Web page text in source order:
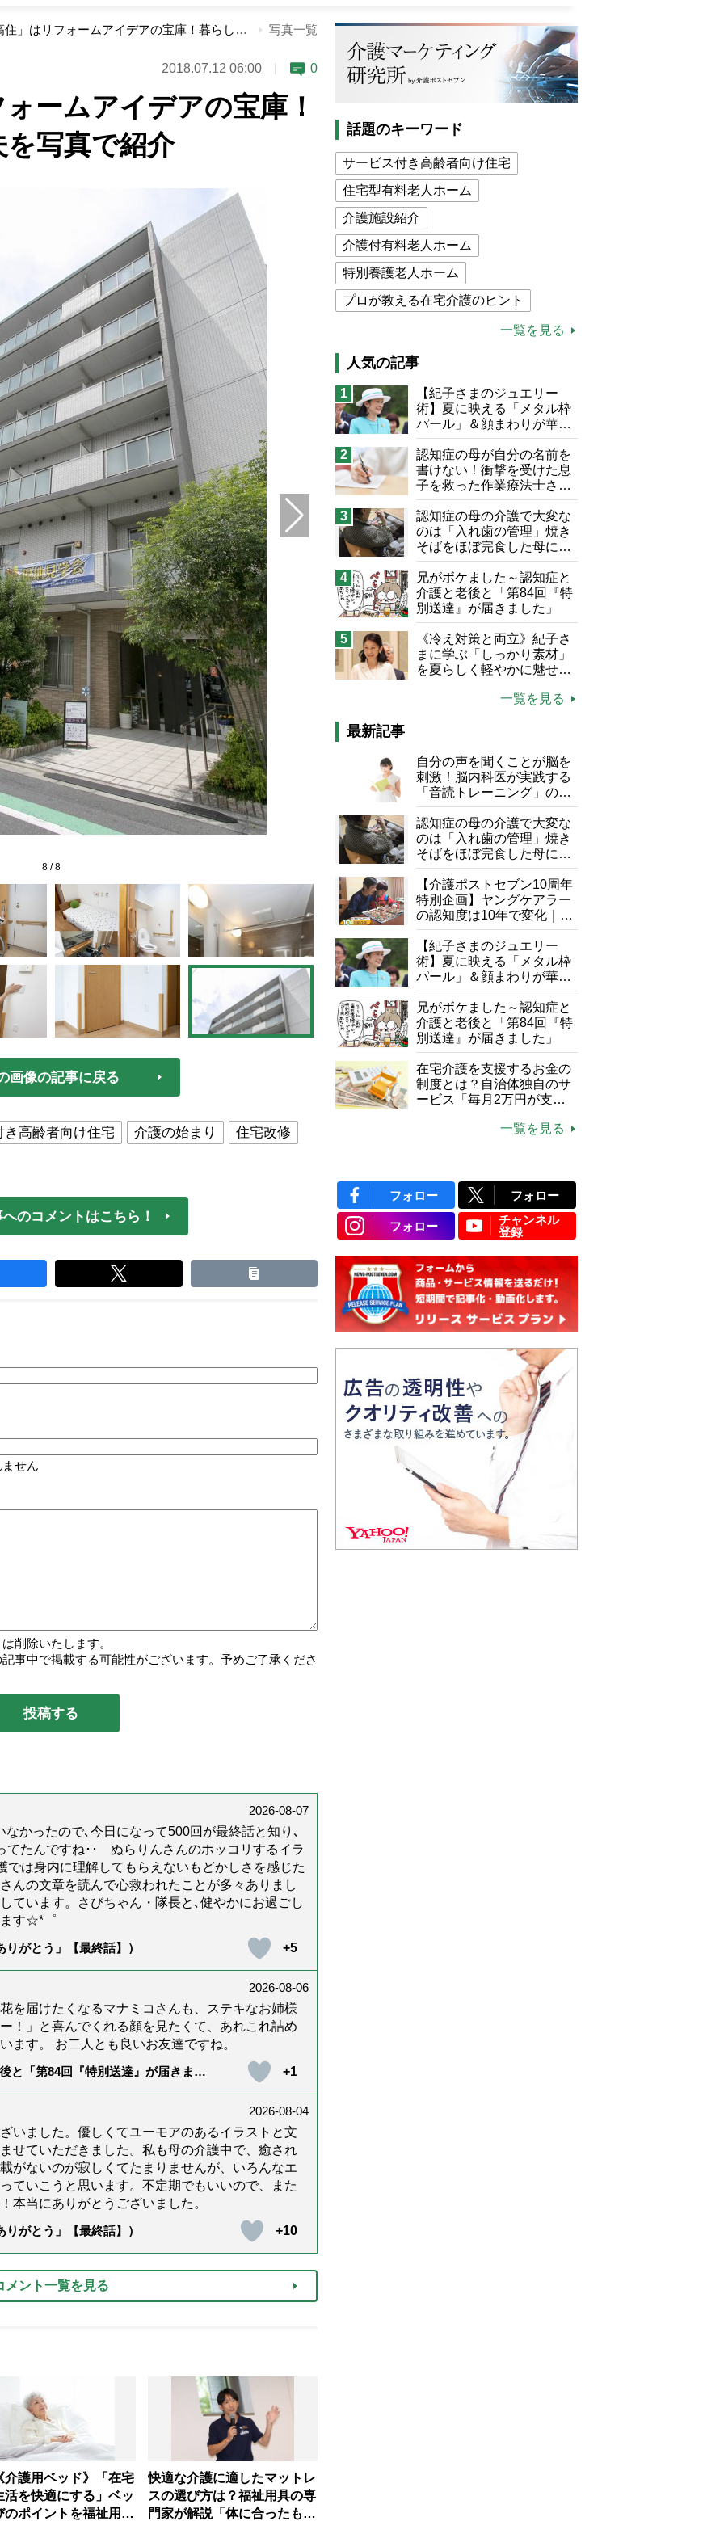
「サ高住」はリフォームアイデアの宝庫！暮らしやすい工夫を写真で紹介 写真一覧
2018.07.12 06:00 0
ームアイデアの宝庫！
写真で紹介
8/8
画像の記事に戻る
き高齢者向け住宅 介護の始まり 住宅改修
のコメントはこちら！
せん
削除いたします。
事中で掲載する可能性がございます。予めご了承くださ
2026-08-07
かったので､今日になって500回が最終話と知り､
たんですね･･ ぬらりんさんのホッコリするイラ
は身内に理解してもらえないもどかしさを感じた
んの文章を読んで心救われたことが多々ありまし
ています。さびちゃん・隊長と､健やかにお過ごし
ます☆*゜
がとう」【最終話】）
+5
2026-08-06
を届けたくなるマナミコさんも、ステキなお姉様
！」と喜んでくれる顔を見たくて、あれこれ詰め
ます。 お二人とも良いお友達ですね。
と「第84回『特別送達』が届きまし
+1
2026-08-04
いました。優しくてユーモアのあるイラストと文
せていただきました。私も母の介護中で、癒され
がないのが寂しくてたまりませんが、いろんなエ
ていこうと思います。不定期でもいいので、また
本当にありがとうございました。
がとう」【最終話】）
+10
メント一覧を見る
介護用ベッド》「在宅
活を快適にする」ベッ
のポイントを福祉用具
快適な介護に適したマットレ
スの選び方は？福祉用具の専
門家が解説「体に合ったもの
話題のキーワード
サービス付き高齢者向け住宅
住宅型有料老人ホーム
介護施設紹介
介護付有料老人ホーム
特別養護老人ホーム
プロが教える在宅介護のヒント
介護食
高木ブー
ケアマネジャー
猫が母になつきません
息子の遠距離介護サバイバル術
兄がボケました
便利なサービス
予防法
一覧を見る
人気の記事
1
【紀子さまのジュエリー
術】夏に映える「メタル枠
パール」＆顔まわりが華や
ぐ「揺れる一粒」の使い分
け方
2
認知症の母が自分の名前を
書けない！衝撃を受けた息
子を救った作業療法士さん
の言葉
3
認知症の母の介護で大変な
のは「入れ歯の管理」焼き
そばをほぼ完食した母に息
子が血の気が引いた理由
4
兄がボケました～認知症と
介護と老後と「第84回『特
別送達』が届きました」
5
《冷え対策と両立》紀子さ
まに学ぶ「しっかり素材」
を夏らしく軽やかに魅せる
一覧を見る
最新記事
自分の声を聞くことが脳を
刺激！脳内科医が実践する
「音読トレーニング」の極
意
認知症の母の介護で大変な
のは「入れ歯の管理」焼き
そばをほぼ完食した母に息
子が血の気が引いた理由
【介護ポストセブン10周年
特別企画】ヤングケアラー
の認知度は10年で変化｜流
行語大賞にノミネート、法
律にも明記されたが果たし
て現在は？
【紀子さまのジュエリー
術】夏に映える「メタル枠
パール」＆顔まわりが華や
ぐ「揺れる一粒」の使い分
け方
兄がボケました～認知症と
介護と老後と「第84回『特
別送達』が届きました」
在宅介護を支援するお金の
制度とは？自治体独自のサ
ービス「毎月2万円が支給
一覧を見る
フォロー フォロー
フォロー
チャンネル
登録